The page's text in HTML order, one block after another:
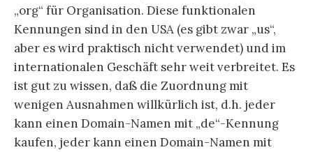
„org“ für Organisation. Diese funktionalen
Kennungen sind in den USA (es gibt zwar „us“,
aber es wird praktisch nicht verwendet) und im
internationalen Geschäft sehr weit verbreitet. Es
ist gut zu wissen, daß die Zuordnung mit
wenigen Ausnahmen willkürlich ist, d.h. jeder
kann einen Domain-Namen mit „de“-Kennung
kaufen, jeder kann einen Domain-Namen mit